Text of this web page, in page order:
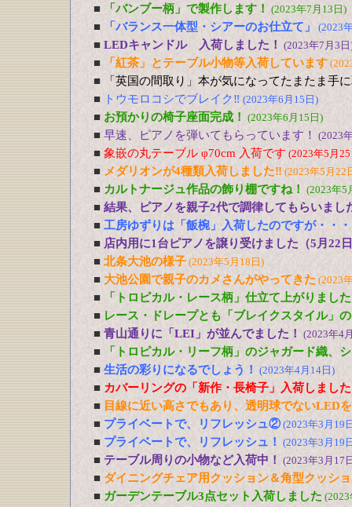
■
「バンブー柄」で製作します！ (2023年7月13日)
■ 「バランス一体型・シアーのお仕立て」 (2023
■ LEDキャンドル 入荷しました！ (2023年7月3日
■ 「紅茶」とテーブル小物等入荷しています
■
「英国の間取り」本が気になってたまたま手
■
トウモロコシでブレイク‼ (2023年6月15日)
■ お預かりの椅子座面完成！ (2023年6月15日)
■ 早速、ピアノを弾いてもらっています！ (2023
■ 象嵌の丸テーブル φ70cm 入荷です (2023年5月
■ メダリオンが4種類入荷しました‼ (2023年5月22
■ カルトナージュ作品の飾り棚ですね！ (2023年5
■ 結果、ピアノを親子2代で調律してもらいまし
■ 工房ゆずりは「飯椀」入荷したのですが・・・
■ 店内用に1台ピアノを譲り受けました（5月22
■ 北条大池の様子 (2023年5月18日)
■ 大池公園で親子のカメさんがやってきた (2023
■ 「トロピカル・レース柄」仕立て上がりました
■ レース・ドレープとも「ブレイクスタイル」
■ 青山通りに「LEI」が並んでました！ (2023年4
■
「トロピカル・リーフ柄」のジャガード織、
■ 生活の彩りになるでしょう！ (2023年4月14日)
■ カバーリングの「新作・長椅子」入荷しまし
■ 目線に近い高さでもあり、透明球でないLED
■ プライベートで、リフレッシュ②(2023年3月19
■ プライベートで、リフレッシュ！ (2023年3月19
■ テーブル周りの小物など入荷中！ (2023年3月17
■ ダイニングチェア用クッション＆角型クッシ
■ ガーデンテーブル3点セット入荷しました